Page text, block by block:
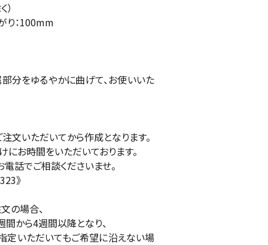
り：100mm
分をゆるやかに曲げて、お使いいた
文いただいてから作成となります。
お時間をいただいております。
話でご相談くださいませ。
》
の場合、
から4週間以降となり、
定いただいてもご希望に沿えない場